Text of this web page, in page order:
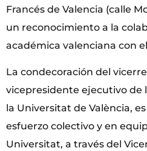
Francés de Valencia (calle
un reconocimiento a la
académica valenciana con
La condecoración del
vicepresidente ejecutivo de
la Universitat de València,
esfuerzo colectivo y en
Universitat, a través del